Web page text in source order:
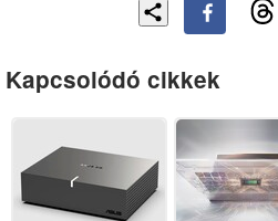
Kapcsolódó cikkek